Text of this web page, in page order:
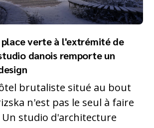
place verte à l'extrémité de
danois remporte un
brutaliste situé au bout
n'est pas le seul à faire
Un studio d'architecture